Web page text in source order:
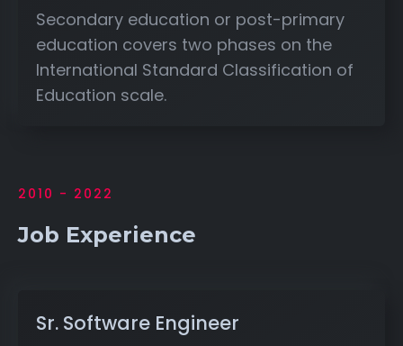
Secondary education or post-primary
education covers two phases on the
International Standard Classification of
Education scale.
2010 - 2022
Job Experience
Sr. Software Engineer